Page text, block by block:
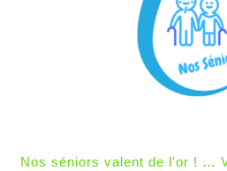
Nos séniors valent de l'or ! …